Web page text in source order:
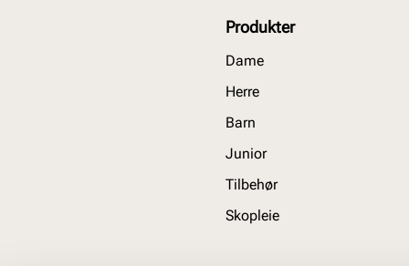
Produkter
Dame
Herre
Barn
Junior
Tilbehør
Skopleie